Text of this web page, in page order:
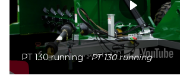
PT 130 running- PT 130 running